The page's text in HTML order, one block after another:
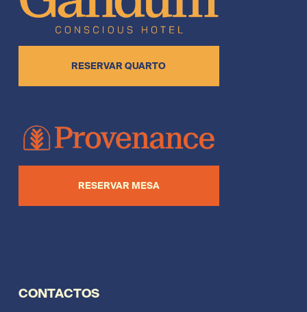
RESERVAR QUARTO
RESERVAR MESA
CONTACTOS